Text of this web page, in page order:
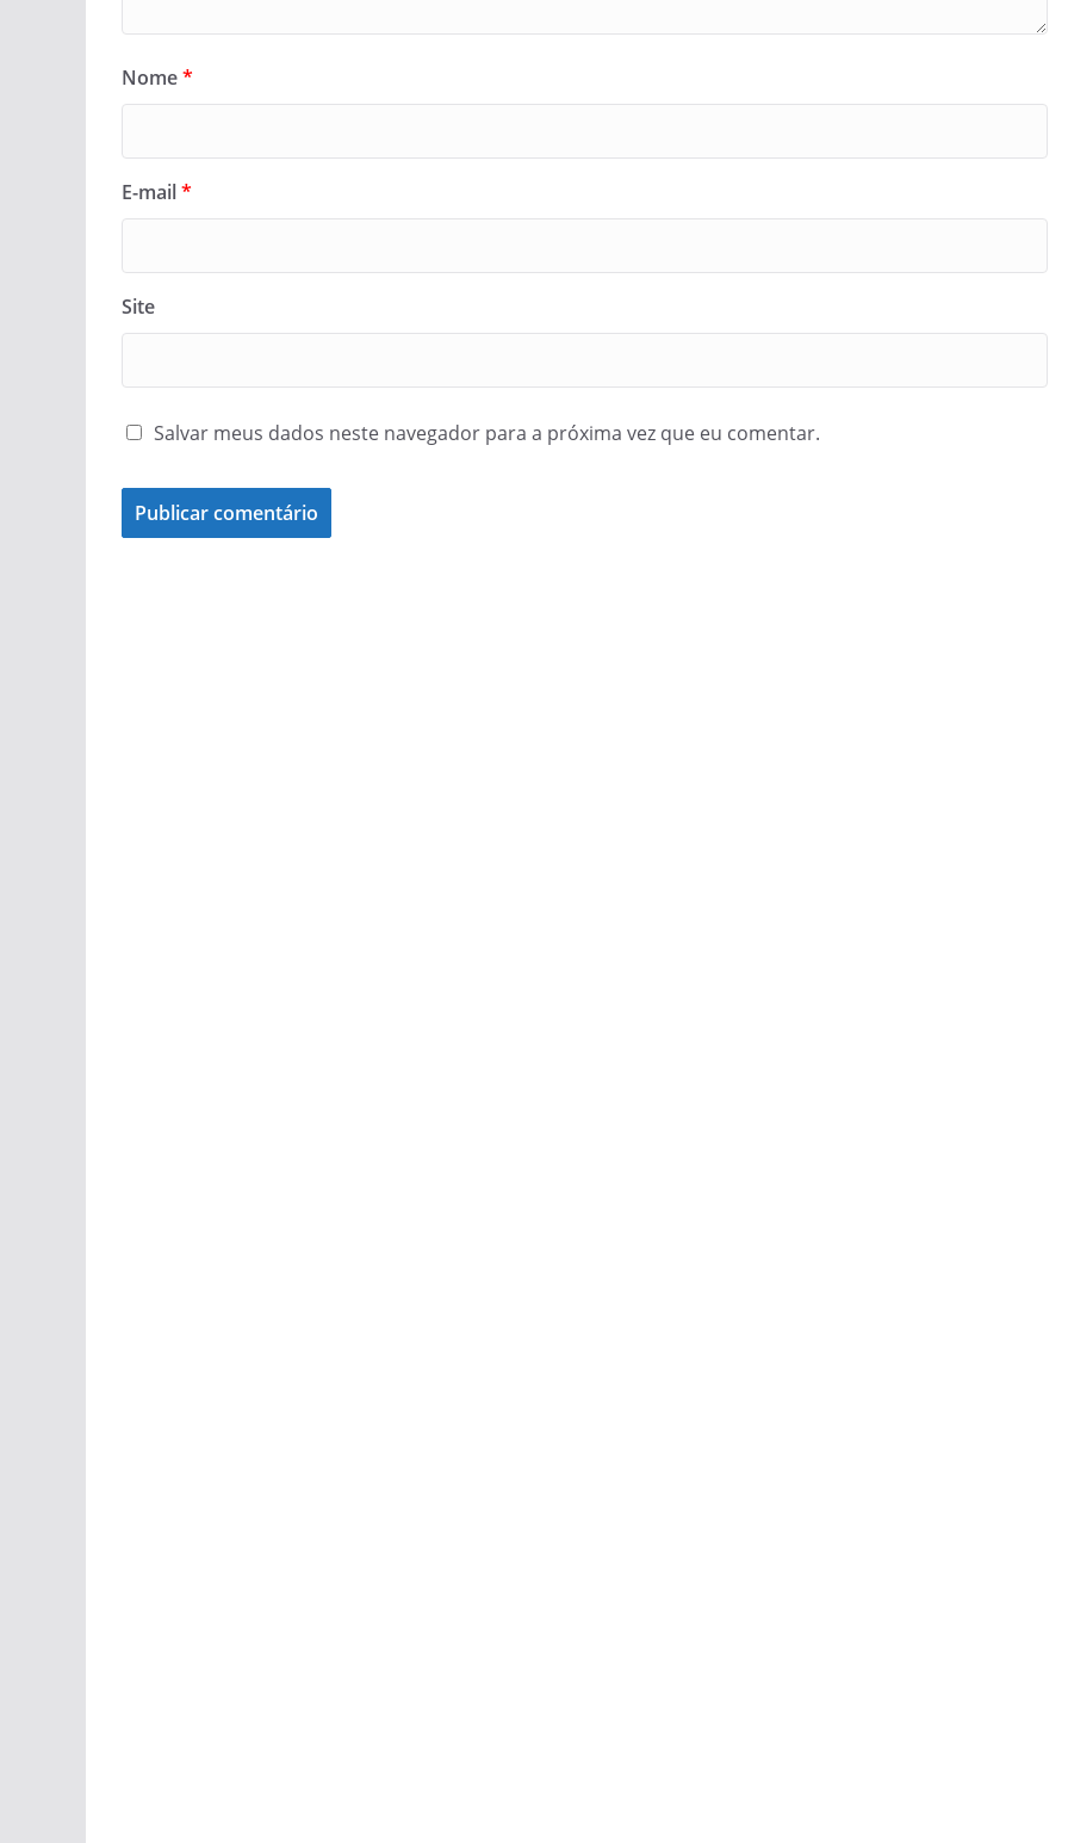
Nome*
E-mail*
Site
Salvar meus dados neste navegador para a próxima vez que eu comentar.